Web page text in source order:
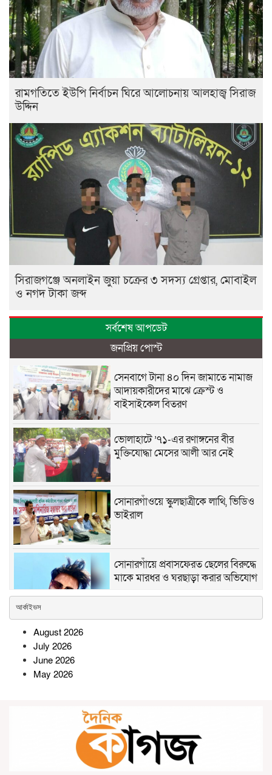
রামগতিতে ইউপি নির্বাচন ঘিরে আলোচনায় আলহাজ্ব সিরাজ
উদ্দিন
সিরাজগঞ্জে অনলাইন জুয়া চক্রের ৩ সদস্য গ্রেপ্তার, মোবাইল
ও নগদ টাকা জব্দ
সর্বশেষ আপডেট
জনপ্রিয় পোস্ট
সেনবাগে টানা ৪০ দিন জামাতে নামাজ
আদায়কারীদের মাঝে ক্রেস্ট ও
বাইসাইকেল বিতরণ
ভোলাহাটে ’৭১-এর রণাঙ্গনের বীর
মুক্তিযোদ্ধা মেসের আলী আর নেই
সোনারগাঁওয়ে স্কুলছাত্রীকে লাথি, ভিডিও
ভাইরাল
সোনারগাঁয়ে প্রবাসফেরত ছেলের বিরুদ্ধে
মাকে মারধর ও ঘরছাড়া করার অভিযোগ
জব্দ
রামগড়ে প্রথমবারের মতো ম্যারাথন
দৌড় প্রতিযোগিতা মাদকমুক্ত সমাজ
আর্কাইভস
August 2026
July 2026
June 2026
May 2026